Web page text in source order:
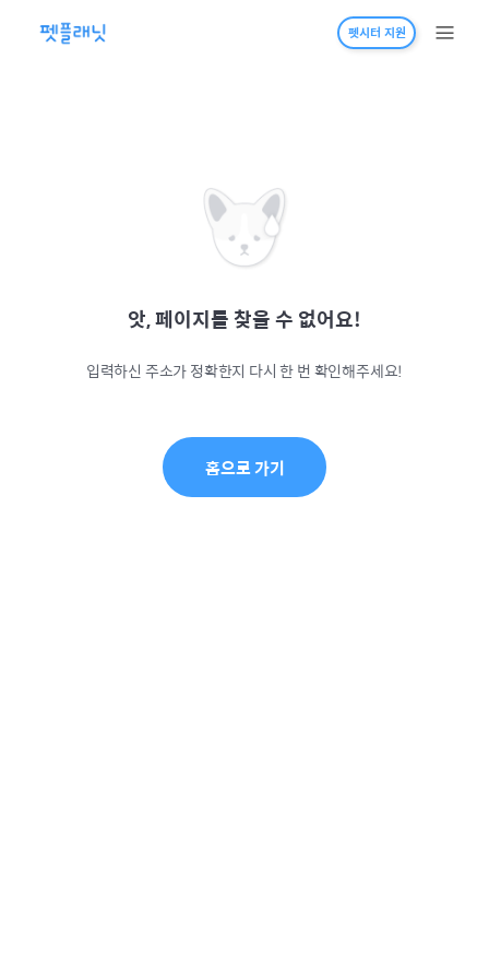
펫시터 지원
앗, 페이지를 찾을 수 없어요!
입력하신 주소가 정확한지 다시 한 번 확인해주세요!
홈으로 가기